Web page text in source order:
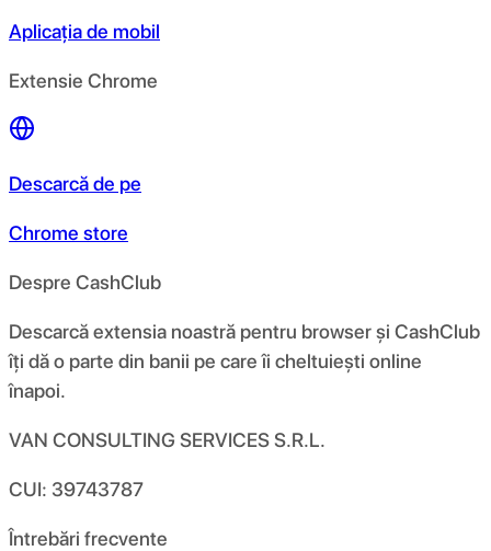
Aplicația de mobil
Extensie Chrome
Descarcă de pe
Chrome store
Despre CashClub
Descarcă extensia noastră pentru browser și CashClub
îți dă o parte din banii pe care îi cheltuiești online
înapoi.
VAN CONSULTING SERVICES S.R.L.
CUI: 39743787
Întrebări frecvente